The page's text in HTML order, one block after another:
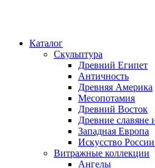
Каталог
Скульптура
Древний Египет
Античность
Древняя Америка
Месопотамия
Древний Восток
Древние славяне
Западная Европа
Искусство
Витражные коллекции
Ангелы